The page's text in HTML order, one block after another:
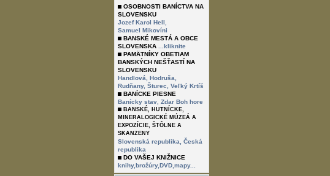
OSOBNOSTI BANÍCTVA NA
SLOVENSKU
Jozef Karol Hell
Samuel Mikovíni
BANSKÉ MESTÁ A OBCE
SLOVENSKA
...kliknite
PAMÄTNÍKY OBETIAM
BANSKÝCH NEŠŤASTÍ NA
SLOVENSKU
Handlová,
Hodruša,
Rudňany, Šturec,
Veľký Krtíš
BANÍCKE PIESNE
Banícky stav, Zdar Boh hore
BANSKÉ, HUTNÍCKE,
MINERALOGICKÉ MÚZEÁ A
EXPOZÍCIE, ŠTÔLNE A
SKANZENY
Slovenská republika,
Česká
republika
DO VAŠEJ KNIŽNICE
knihy,brožúry,DVD,mapy...